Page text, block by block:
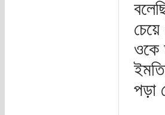
চেয়ে
ওকে
পড়া